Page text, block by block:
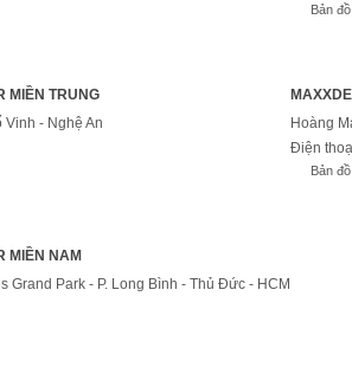
Bản
MIỀN TRUNG
Vinh - Nghệ An
Hoàng
Điện
Bản
MIỀN NAM
Grand Park - P. Long Bình - Thủ Đức - HCM